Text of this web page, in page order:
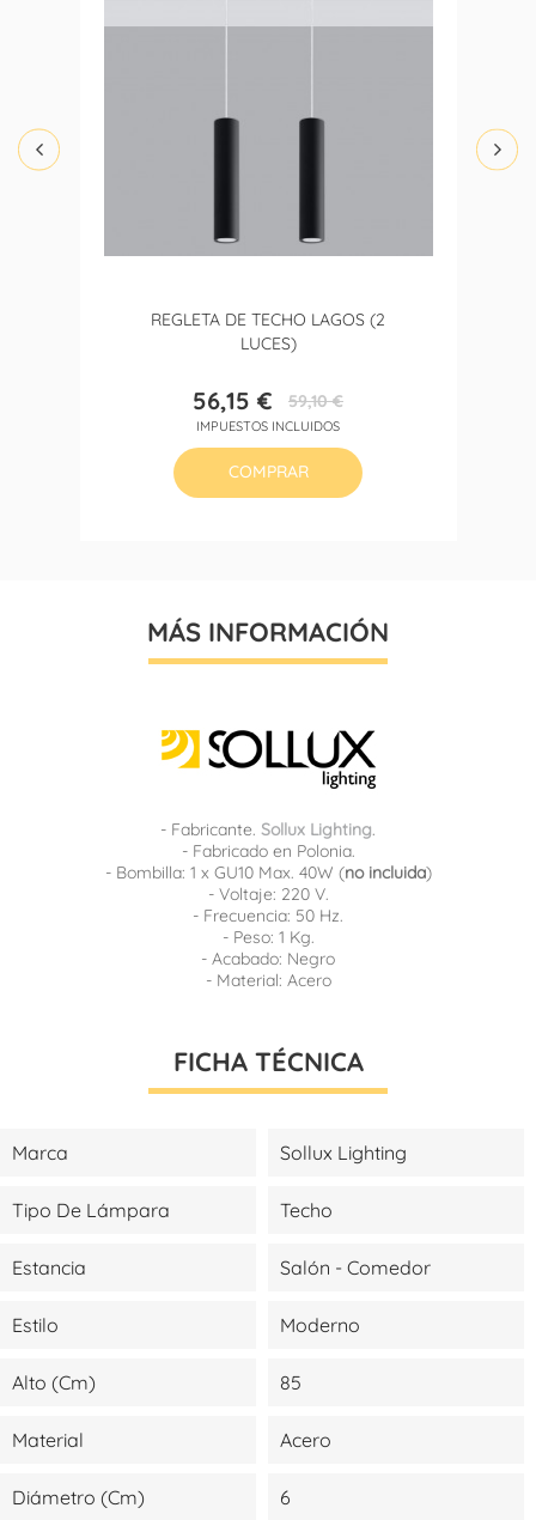
REGLETA DE TECHO LAGOS (2
LUCES)
Precio
56,15 €Precio
base
59,10 €
IMPUESTOS INCLUIDOS
COMPRAR
MÁS INFORMACIÓN
- Fabricante. Sollux Lighting.
- Fabricado en Polonia.
- Bombilla: 1 x GU10 Max. 40W (no incluida)
- Voltaje: 220 V.
- Frecuencia: 50 Hz.
- Peso: 1 Kg.
- Acabado: Negro
- Material: Acero
FICHA TÉCNICA
Marca Sollux Lighting
Tipo De Lámpara Techo
Estancia Salón - Comedor
Estilo Moderno
Alto (cm) 85
Material Acero
Diámetro (cm) 6